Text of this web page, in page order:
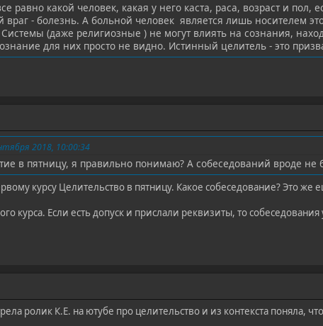
равно какой человек, какая у него каста, раса, возраст и пол,
враг - болезнь. А больной человек является лишь носителем
(даже религиозные ) не могут влиять на сознания,
для них просто не видно. Истинный целитель - это
2018, 10:00:34
в пятницу, я правильно понимаю? А собеседований вроде
курсу Целительство в пятницу. Какое собеседование? Это же
курса. Если есть допуск и прислали реквизиты, то
ролик К.Е. на ютубе про целительство и из контекста поняла,